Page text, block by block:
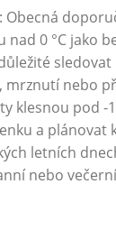
Obecná
0 °C jako
mrznutí nebo
klesnou pod -
a plánovat
letních
nebo